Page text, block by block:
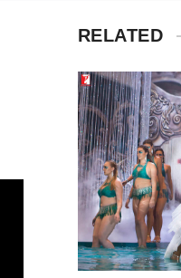
RELATED